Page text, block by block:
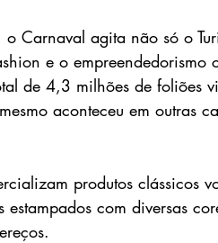
Carnaval agita não só o
e o empreendedorismo
de 4,3 milhões de foliões
aconteceu em outras
produtos clássicos
com diversas